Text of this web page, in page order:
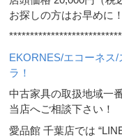
お探しの方はお早めに！
EKORNES/エコーネス
ラ！
中古家具の取扱地域一
当店へご相談下さい！
愛品館 千葉店では